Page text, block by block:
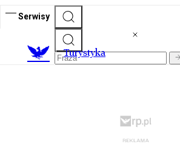
Serwisy
Turystyka